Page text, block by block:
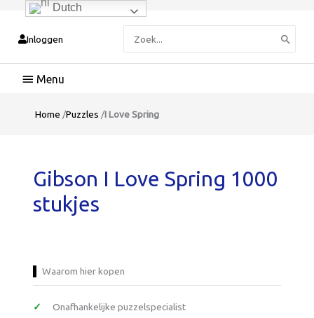
Inloggen
naar:
Hoofdmenu
Home /Puzzles /I Love Spring
Gibson I Love Spring 1000
stukjes
Waarom hier kopen
Onafhankelijke puzzelspecialist
Dutch